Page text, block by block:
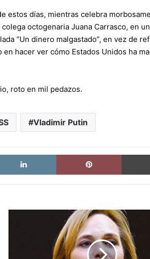
estos días, mientras celebra
octogenaria Juana Carrasco, en
“Un dinero malgastado”, en vez de
hacer ver cómo Estados Unidos ha
roto en mil pedazos.
Vladimir Putin
LinkedIn Pinterest